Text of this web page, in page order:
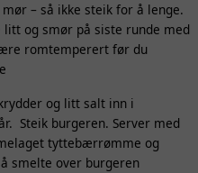
– så ikke steik for å lenge.
litt og smør på siste runde med
romtemperert før du
og litt salt inn i
Steik burgeren. Server med
tyttebærrømme og
smelte over burgeren